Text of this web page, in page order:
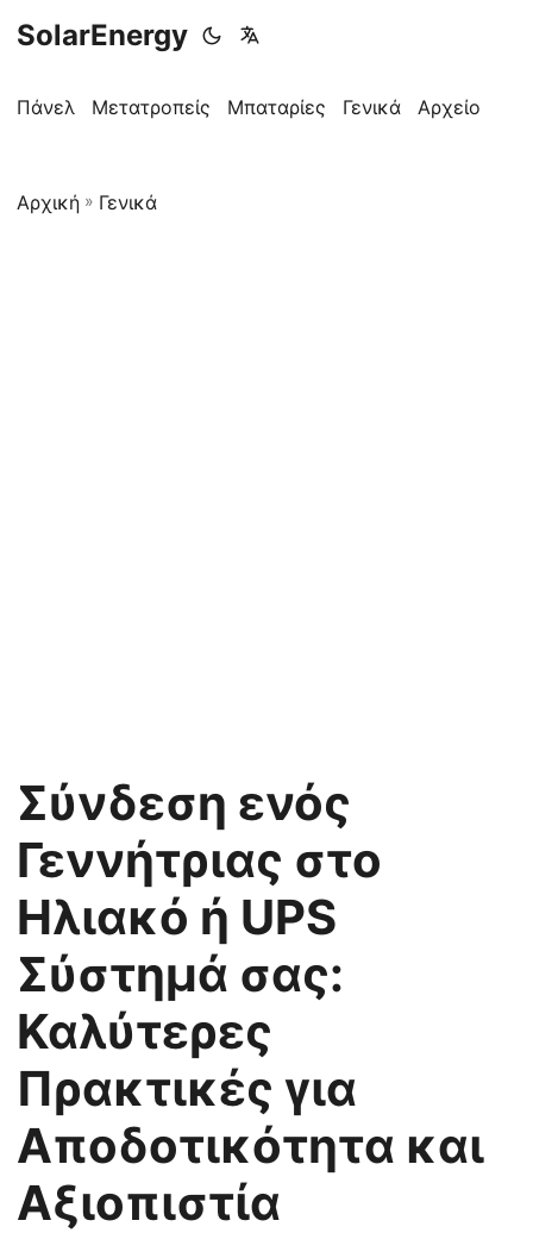
SolarEnergy
Πάνελ Μετατροπείς Μπαταρίες Γενικά Αρχείο
Αρχική » Γενικά
Σύνδεση ενός
Γεννήτριας στο
Ηλιακό ή UPS
Σύστημά σας:
Καλύτερες
Πρακτικές για
Αποδοτικότητα και
Αξιοπιστία